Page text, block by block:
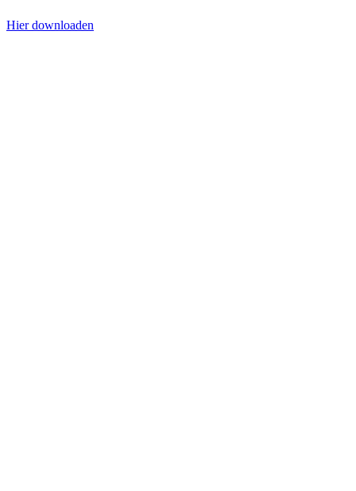
Hier downloaden